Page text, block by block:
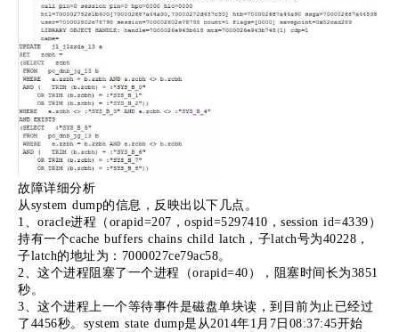
故障详细分析
从system dump的信息，反映出以下几点。
1、oracle进程（orapid=207，ospid=5297410，session id=4339）
持有一个cache buffers chains child latch，子latch号为40228，
子latch的地址为：7000027ce79ac58。
2、这个进程阻塞了一个进程（orapid=40），阻塞时间长为3851
秒。
3、这个进程上一个等待事件是磁盘单块读，到目前为止已经过
了4456秒。system state dump是从2014年1月7日08:37:45开始